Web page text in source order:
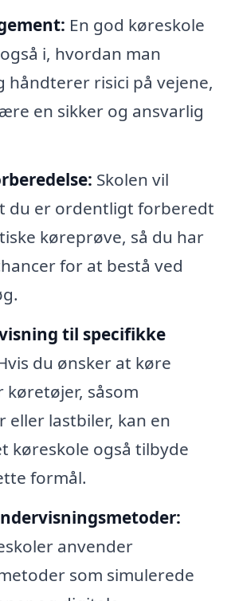
En god køreskole
i, hvordan man
håndterer risici på vejene,
en sikker og ansvarlig
Skolen vil
du er ordentligt forberedt
køreprøve, så du har
for at bestå ved
til specifikke
du ønsker at køre
køretøjer, såsom
eller lastbiler, kan en
køreskole også tilbyde
formål.
anvender
som simulerede